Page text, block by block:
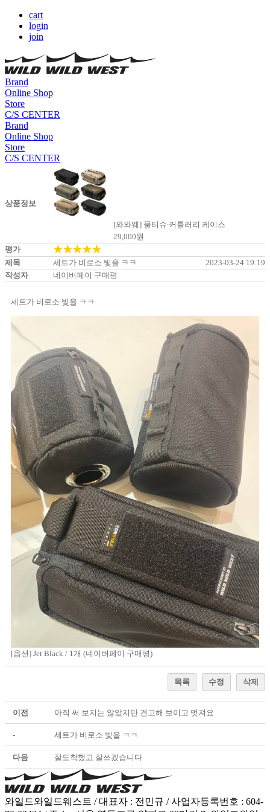
cart
login
join
Brand
Online Shop
Store
C/S CENTER
Brand
Online Shop
Store
C/S CENTER
상품정보
[와와웨] 물티슈∙커틀러리 케이스
29,000원
평가
★★★★★
제목 세트가 비로소 빛을 ㅋㅋ
2023-03-24 19:19
작성자
네이버페이 구매평
세트가 비로소 빛을 ㅋㅋ
[옵션] Jet Black / 1개 (네이버페이 구매평)
목록 수정 삭제
이전 아직 써 보지는 않았지만 견고해 보이고 멋져요
- 세트가 비로소 빛을 ㅋㅋ
다음 잘도착했고 잘쓰겠습니다
와일드와일드웨스트 / 대표자 : 전민규 / 사업자등록번호 : 604-